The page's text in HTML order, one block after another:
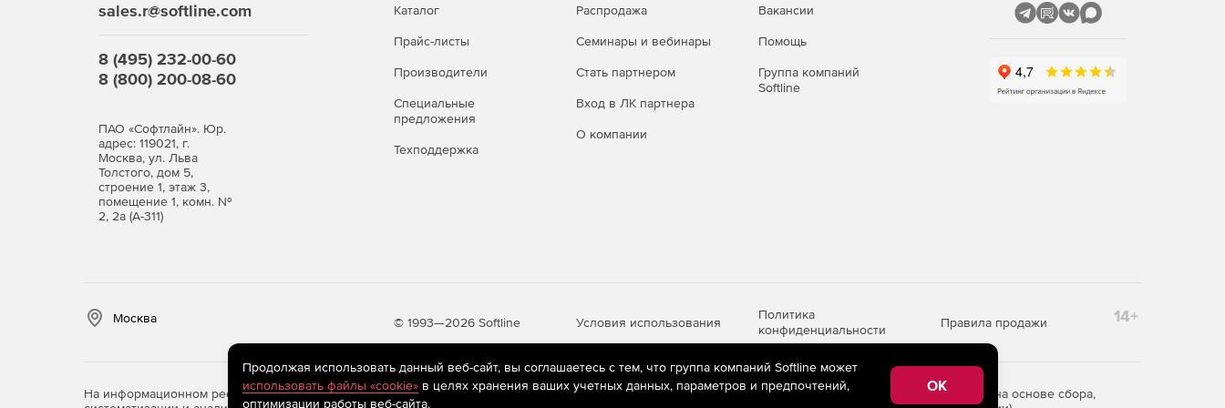
sales.r@softline.com
8 (495) 232-00-60
8 (800) 200-08-60
ПАО «Софтлайн». Юр.
адрес: 119021, г.
Москва, ул. Льва
Толстого, дом 5,
строение 1, этаж 3,
помещение 1, комн. №
2, 2а (А-311)
Каталог
Прайс-листы
Производители
Специальные
предложения
Техподдержка
Распродажа
Семинары и вебинары
Стать партнером
Вход в ЛК партнера
О компании
Вакансии
Помощь
Группа компаний
Softline
Москва © 1993—2026 Softline Условия использования
Политика
конфиденциальности
Правила продажи 14+
На информационном ресурсе store.softline.ru применяютсярекомендательные технологии (информационные технологии предоставления информации на основе сбора,
Продолжая использовать данный веб-сайт, вы соглашаетесь с тем, что группа компаний Softline может
использовать файлы «cookie»в целях хранения ваших учетных данных, параметров и предпочтений,
оптимизации работы веб-сайта.
OK